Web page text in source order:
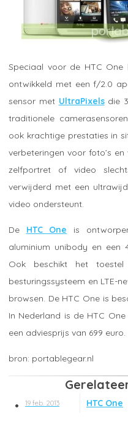
Speciaal voor de HTC
ontwikkeld met een f/2.0
sensor met UltraPixelsdie
traditionele
ook krachtige prestaties in
verbeteringen voor foto’s
zelfportret of video
verwijderd met een
video ondersteunt.
De HTC One is
aluminium unibody en een
Ook beschikt het
besturingssysteem en LTE-
browsen. De HTC One is
In Nederland is de HTC
een adviesprijs van 699 euro.
portablegear.nl
19 feb. 2013 HTC One